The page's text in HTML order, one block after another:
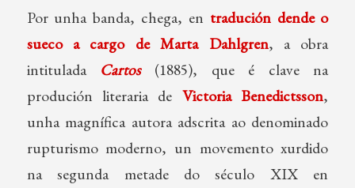
Por unha banda, chega, en tradución dende o
sueco a cargo de Marta Dahlgren, a obra
intitulada Cartos(1885), que é clave na
produción literaria de Victoria Benedictsson,
unha magnífica autora adscrita ao denominado
rupturismo moderno, un movemento xurdido
na segunda metade do século XIX en